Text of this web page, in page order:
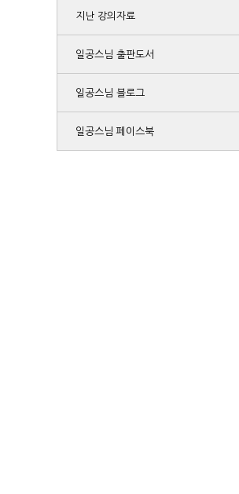
지난 강의자료
일공스님 출판도서
일공스님 블로그
일공스님 페이스북